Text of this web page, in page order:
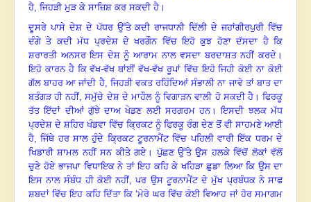
ਹੈ, ਜਿਹੜੀ ਮੁੜ ਕੇ ਸਾਜ਼ਿਸ਼ ਕਰ ਸਕਦੀ ਹੈ ।
ਦੂਸਰੇ ਪਾਸੇ ਦੇਸ਼ ਦੇ ਪੱਧਰ ਉੱਤੇ ਕਦੀ ਰਾਜਧਾਨੀ ਦਿੱਲੀ ਦੇ ਜਹਾਂਗੀਰਪੁਰੀ ਵਿੱਚ
ਦੰਗੇ ਤੇ ਕਦੀ ਮੱਧ ਪ੍ਰਦੇਸ਼ ਦੇ ਖਰਗੌਨ ਵਿੱਚ ਇਹੋ ਕੁਝ ਹੋਣਾ ਦੱਸਦਾ ਹੈ ਕਿ
ਸ਼ਰਾਰਤੀ ਅਨਸਰ ਇਸ ਦੇਸ਼ ਨੂੰ ਆਰਾਮ ਨਾਲ ਵਸਦਾ ਬਰਦਾਸ਼ਤ ਨਹੀਂ ਕਰਦੇ ।
ਇਹੋ ਕਾਰਨ ਹੈ ਕਿ ਵੱਖ-ਵੱਖ ਥਾਂਈਂ ਵੱਖ-ਵੱਖ ਰੂਪਾਂ ਵਿੱਚ ਇਹੋ ਜਿਹੀ ਕੋਈ ਨਾ ਕੋਈ
ਗੱਲ ਬਾਹਰ ਆ ਜਾਂਦੀ ਹੈ, ਜਿਹੜੀ ਵਕਤ ਰਹਿੰਦਿਆਂ ਸੰਭਾਲੀ ਨਾ ਜਾਵੇ ਤਾਂ ਬਾਤ ਦਾ
ਬਤੰਗੜ ਹੀ ਨਹੀਂ,ਸਮੁੱਚੇ ਦੇਸ਼ ਦੇ ਮਾਹੌਲ ਨੂੰ ਵਿਗਾੜਨ ਵਾਲੀ ਹੋ ਸਕਦੀ ਹੈ।ਫਿਰਕੂ
ਤੱਤ ਇੱਦਾਂ ਦੀਆਂ ਗੁੱਝੇ ਦਾਅ ਖੇਡਣ ਲਈ ਸਰਗਰਮ ਹਨ। ਇਸਦੀ ਝਲਕ ਮੱਧ
ਪ੍ਰਦੇਸ਼ ਦੇ ਸ਼ਹਿਰ ਖੰਡਵਾ ਵਿੱਚ ਕ੍ਰਿਕਟ ਨੂੰ ਫਿਰਕੂ ਰੰਗ ਦੇਣ ਤੋਂ ਵੀ ਸਾਹਮਣੇ ਆਈ
ਹੈ,ਜਿੱਥੇ ਹਰ ਸਾਲ ਹੁੰਦੇ ਕ੍ਰਿਕਟ ਟੂਰਨਾਮੈਂਟ ਵਿੱਚ ਪਹਿਲੀ ਵਾਰੀ ਇੱਕ ਧਰਮ ਦੇ
ਖਿਡਾਰੀ ਸ਼ਾਮਲ ਨਹੀਂ ਸਨ ਕੀਤੇ ਗਏ । ਪੁੱਛਣ ਉੱਤੇ ਉਸ ਹਲਕੇ ਵਿੱਚੋਂ ਲੋਕਾਂ ਵੱਲੋਂ
ਚੁਣੇ ਹੋਏ ਭਾਜਪਾ ਵਿਧਾਇਕ ਨੇ ਤਾਂ ਇਹ ਕਹਿ ਕੇ ਖਹਿੜਾ ਛੁਡਾ ਲਿਆ ਕਿ ਉਸ ਦਾ
ਇਸ ਨਾਲ ਸੰਬੰਧ ਹੀ ਕੋਈ ਨਹੀਂ,ਪਰ ਉਸ ਟੂਰਨਾਮੈਂਟ ਦੇ ਮੁੱਖ ਪ੍ਰਬੰਧਕ ਨੇ ਸਾਫ
ਸ਼ਬਦਾਂ ਵਿੱਚ ਇਹ ਕਹਿ ਦਿੱਤਾ ਕਿ ‘ਮੇਰੇ ਘਰ ਵਿੱਚ ਕੋਈ ਵਿਆਹ ਜਾਂ ਹੋਰ ਸਮਾਗਮ